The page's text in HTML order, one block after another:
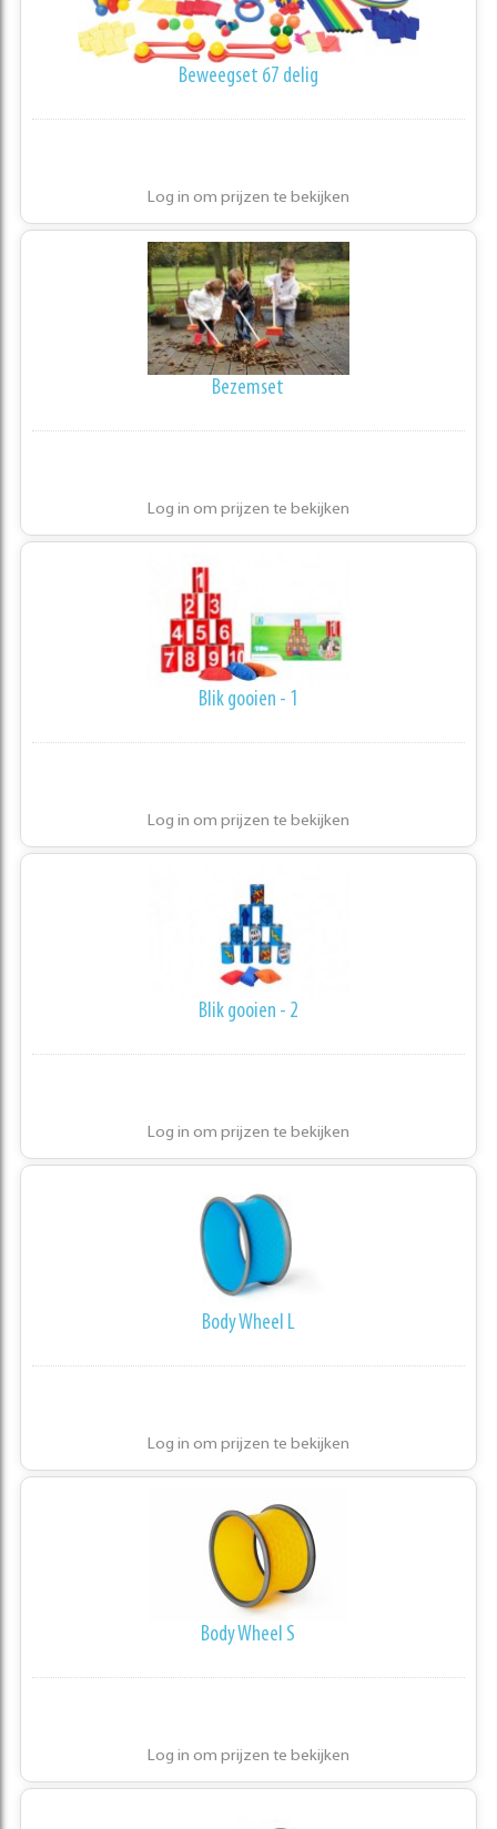
Beweegset 67 delig
Log in om prijzen te bekijken
Bezemset
Log in om prijzen te bekijken
Blik gooien - 1
Log in om prijzen te bekijken
Blik gooien - 2
Log in om prijzen te bekijken
Body Wheel L
Log in om prijzen te bekijken
Body Wheel S
Log in om prijzen te bekijken